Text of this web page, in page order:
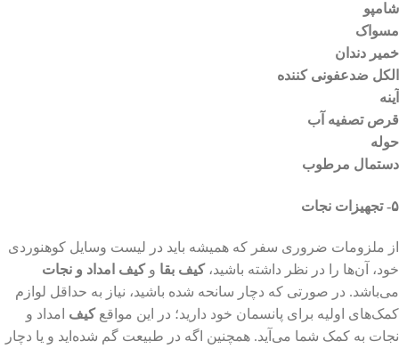
شامپو
مسواک
خمیر دندان
الکل ضدعفونی کننده
آینه
قرص تصفیه آب
حوله
دستمال مرطوب
۵- تجهیزات نجات
از ملزومات ضروری سفر که همیشه باید در لیست وسایل کوهنوردی
خود، آن‌ها را در نظر داشته باشید،کیف بقا وکیف امداد و نجات
می‌باشد. در صورتی که دچار سانحه شده باشید، نیاز به حداقل لوازم
کمک‌های اولیه برای پانسمان خود دارید؛ در این مواقعکیف امداد و
نجات به کمک شما می‌آید. همچنین اگه در طبیعت گم شده‌اید و یا دچار